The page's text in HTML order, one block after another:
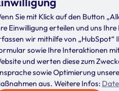
Sie mit Klick auf den Button
Einwilligung erteilen und uns
wir mithilfe von „HubSpot“
sowie Ihre Interaktionen
und werten diese zum
sowie Optimierung
aus. Weitere Infos: